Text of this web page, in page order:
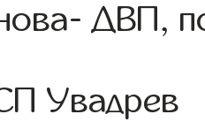
ДВП,
Увадрев